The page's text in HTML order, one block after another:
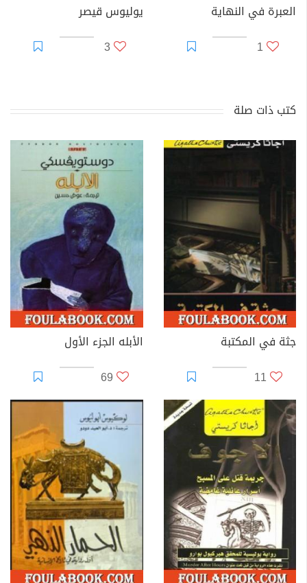
العبرة في النهاية
1
يوليوس قيصر
3
كتب ذات صلة
جثة في المكتبة
11
الأبله الجزء الأول
69